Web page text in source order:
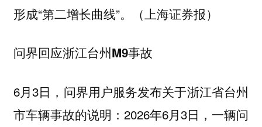
形成“第二增长曲线”。（上海证券报）
问界回应浙江台州M9事故
6月3日，问界用户服务发布关于浙江省台州
市车辆事故的说明：2026年6月3日，一辆问